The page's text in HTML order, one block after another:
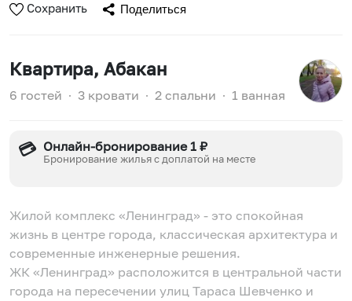
Сохранить Поделиться
Квартира, Абакан
6 гостей ∙ 3 кровати ∙ 2 спальни ∙ 1 ванная
💳 Онлайн-бронирование 1 ₽
Бронирование жилья с доплатой на месте
Жилой комплекс «Ленинград» - это спокойная
жизнь в центре города, классическая архитектура и
современные инженерные решения.
ЖК «Ленинград» расположится в центральной части
города на пересечении улиц Тараса Шевченко и